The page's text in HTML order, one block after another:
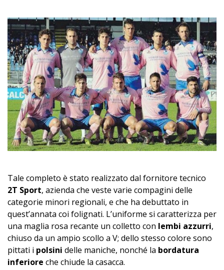
Tale completo è stato realizzato dal fornitore tecnico
2T Sport, azienda che veste varie compagini delle
categorie minori regionali, e che ha debuttato in
quest’annata coi folignati. L’uniforme si caratterizza per
una maglia rosa recante un colletto con lembi azzurri,
chiuso da un ampio scollo a V; dello stesso colore sono
pittati i polsini delle maniche, nonché la bordatura
inferiore che chiude la casacca.